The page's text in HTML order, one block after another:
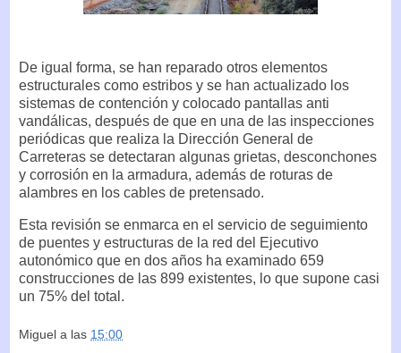
De igual forma, se han reparado otros elementos
estructurales como estribos y se han actualizado los
sistemas de contención y colocado pantallas anti
vandálicas, después de que en una de las inspecciones
periódicas que realiza la Dirección General de
Carreteras se detectaran algunas grietas, desconchones
y corrosión en la armadura, además de roturas de
alambres en los cables de pretensado.
Esta revisión se enmarca en el servicio de seguimiento
de puentes y estructuras de la red del Ejecutivo
autonómico que en dos años ha examinado 659
construcciones de las 899 existentes, lo que supone casi
un 75% del total.
Miguel a las 15:00